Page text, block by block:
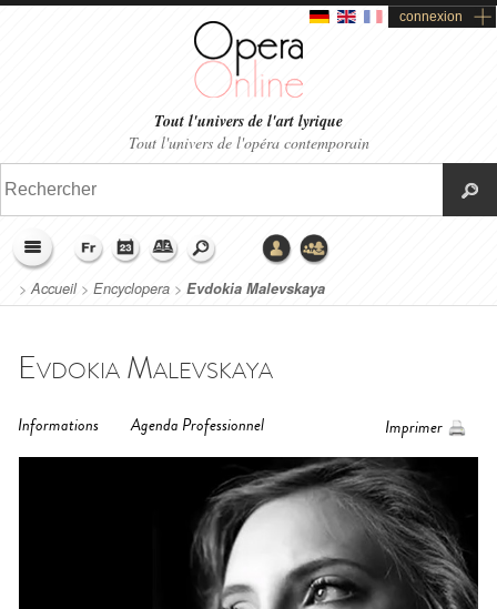
connexion
Tout l'univers de l'art lyrique
Tout l'univers de l'opéra contemporain
>Accueil> Encyclopera > Evdokia Malevskaya
Evdokia Malevskaya
Informations Agenda Professionnel Imprimer